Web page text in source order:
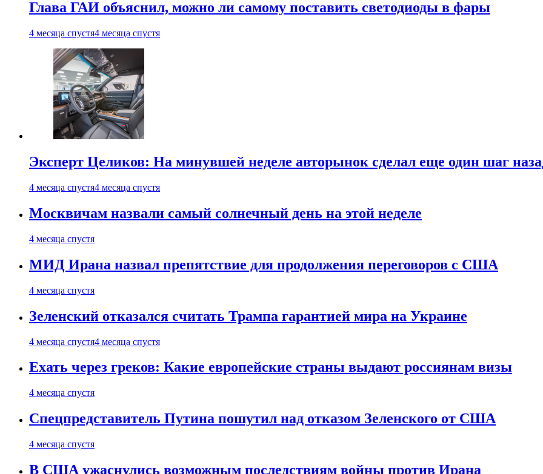
Глава ГАИ объяснил, можно ли самому поставить светодиоды в фары
4 месяца спустя4 месяца спустя
Эксперт Целиков: На минувшей неделе авторынок сделал еще один шаг
4 месяца спустя4 месяца спустя
Москвичам назвали самый солнечный день на этой неделе
4 месяца спустя
МИД Ирана назвал препятствие для продолжения переговоров с США
4 месяца спустя
Зеленский отказался считать Трампа гарантией мира на Украине
4 месяца спустя4 месяца спустя
Ехать через греков: Какие европейские страны выдают россиянам визы
4 месяца спустя
Спецпредставитель Путина пошутил над отказом Зеленского от США
4 месяца спустя
В США ужаснулись возможным последствиям войны против Ирана